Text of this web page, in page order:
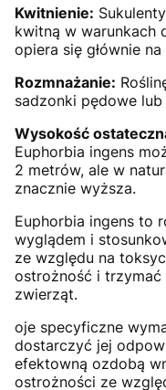
Kwitnienie:
kwitną w warunkach
opiera się głównie
Rozmnażanie:
sadzonki pędowe lub
Wysokość
Euphorbia ingens
2 metrów, ale w
znacznie wyższa.
Euphorbia ingens to
wyglądem i
ze względu na
ostrożność i trzymać
zwierząt.
oje specyficzne
dostarczyć jej
efektowną ozdobą
ostrożności ze